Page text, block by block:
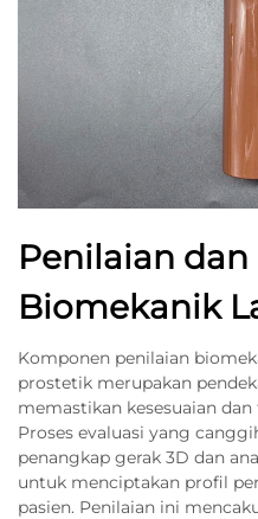
Penilaian dan
Biomekanik
Komponen penilaian
prostetik merupakan
memastikan kesesuaian
Proses evaluasi yang
penangkap gerak 3D dan
untuk menciptakan profil
pasien. Penilaian ini